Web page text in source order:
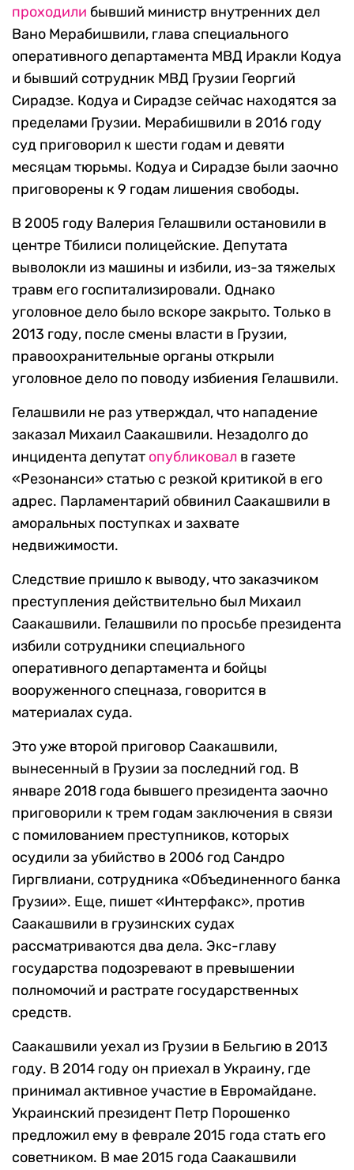
проходили бывший министр внутренних дел
Вано Мерабишвили, глава специального
оперативного департамента МВД Иракли Кодуа
и бывший сотрудник МВД Грузии Георгий
Сирадзе. Кодуа и Сирадзе сейчас находятся за
пределами Грузии. Мерабишвили в 2016 году
суд приговорил к шести годам и девяти
месяцам тюрьмы. Кодуа и Сирадзе были заочно
приговорены к 9 годам лишения свободы.
В 2005 году Валерия Гелашвили остановили в
центре Тбилиси полицейские. Депутата
выволокли из машины и избили, из-за тяжелых
травм его госпитализировали. Однако
уголовное дело было вскоре закрыто. Только в
2013 году, после смены власти в Грузии,
правоохранительные органы открыли
уголовное дело по поводу избиения Гелашвили.
Гелашвили не раз утверждал, что нападение
заказал Михаил Саакашвили. Незадолго до
инцидента депутат опубликовал в газете
«Резонанси» статью с резкой критикой в его
адрес. Парламентарий обвинил Саакашвили в
аморальных поступках и захвате
недвижимости.
Следствие пришло к выводу, что заказчиком
преступления действительно был Михаил
Саакашвили. Гелашвили по просьбе президента
избили сотрудники специального
оперативного департамента и бойцы
вооруженного спецназа, говорится в
материалах суда.
Это уже второй приговор Саакашвили,
вынесенный в Грузии за последний год. В
январе 2018 года бывшего президента заочно
приговорили к трем годам заключения в связи
с помилованием преступников, которых
осудили за убийство в 2006 год Сандро
Гиргвлиани, сотрудника «Объединенного банка
Грузии». Еще, пишет «Интерфакс», против
Саакашвили в грузинских судах
рассматриваются два дела. Экс-главу
государства подозревают в превышении
полномочий и растрате государственных
средств.
Саакашвили уехал из Грузии в Бельгию в 2013
году. В 2014 году он приехал в Украину, где
принимал активное участие в Евромайдане.
Украинский президент Петр Порошенко
предложил ему в феврале 2015 года стать его
советником. В мае 2015 года Саакашвили